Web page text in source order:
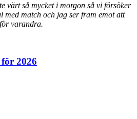
värt så mycket i morgon så vi försöker
match och jag ser fram emot att
varandra.
2026